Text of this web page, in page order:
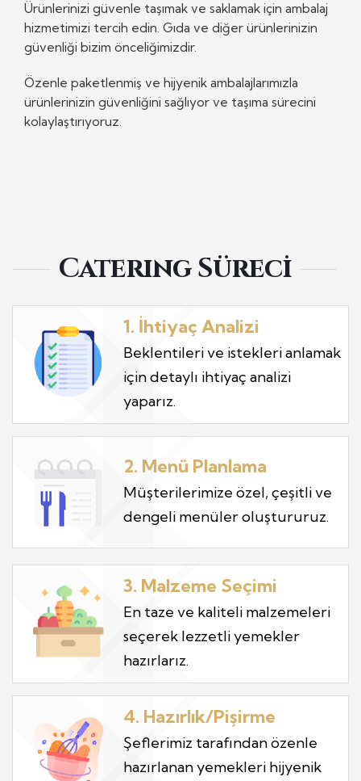
Ürünlerinizi güvenle taşımak ve saklamak için ambalaj
hizmetimizi tercih edin. Gıda ve diğer ürünlerinizin
güvenliği bizim önceliğimizdir.
Özenle paketlenmiş ve hijyenik ambalajlarımızla
ürünlerinizin güvenliğini sağlıyor ve taşıma sürecini
kolaylaştırıyoruz.
Caterıng Süreci
1. İhtiyaç Analizi
Beklentileri ve istekleri anlamak
için detaylı ihtiyaç analizi
yaparız.
2. Menü Planlama
Müşterilerimize özel, çeşitli ve
dengeli menüler oluştururuz.
3. Malzeme Seçimi
En taze ve kaliteli malzemeleri
seçerek lezzetli yemekler
hazırlarız.
4. Hazırlık/Pişirme
Şeflerimiz tarafından özenle
hazırlanan yemekleri hijyenik